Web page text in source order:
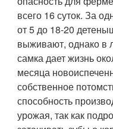
всего 16 суток. За
от 5 до 18-20
выживают, однако в
самка дает жизнь
месяца
собственное
способность
урожая, так как